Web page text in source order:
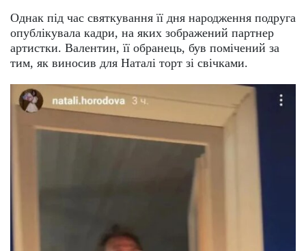
Однак під час святкування її дня народження подруга
опублікувала кадри, на яких зображений партнер
артистки. Валентин, її обранець, був помічений за
тим, як виносив для Наталі торт зі свічками.